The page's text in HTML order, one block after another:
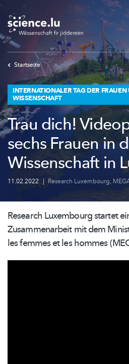
Skip
main
content
Startseite
INTERNATIONALER TAG DER
WISSENSCHAFT
Trau dich!
sechs Frauen in
Wissenschaft in
11.02.2022 | Research Luxembourg,
Research Luxembourg startet
Zusammenarbeitmit dem
les femmes et les hommes